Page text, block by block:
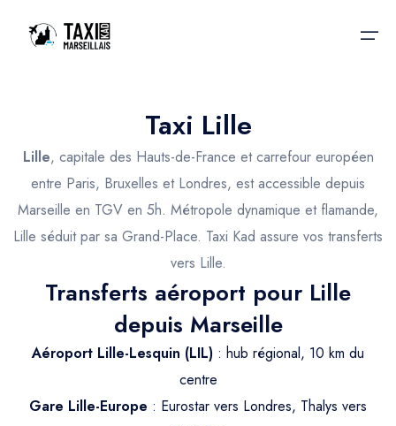
Nos services
Nos services
Taxis Aéroport
Trajet Port croisière
Trajet Séminaire
Trajet Santé
Trajet Longue Distance
Taxis aéroport
Actualités & évènements
Contactez-nous
Taxi Lille
Lille, capitale des Hauts-de-France et carrefour européen
entre Paris, Bruxelles et Londres, est accessible depuis
Marseille en TGV en 5h. Métropole dynamique et flamande,
Lille séduit par sa Grand-Place. Taxi Kad assure vos transferts
vers Lille.
Transferts aéroport pour Lille
depuis Marseille
Aéroport Lille-Lesquin (LIL) : hub régional, 10 km du
centre
Gare Lille-Europe : Eurostar vers Londres, Thalys vers